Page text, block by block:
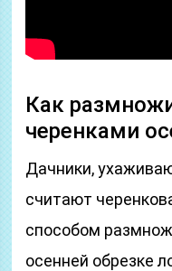
Как
черенками
Дачники,
считают
способом
осенней обрезке